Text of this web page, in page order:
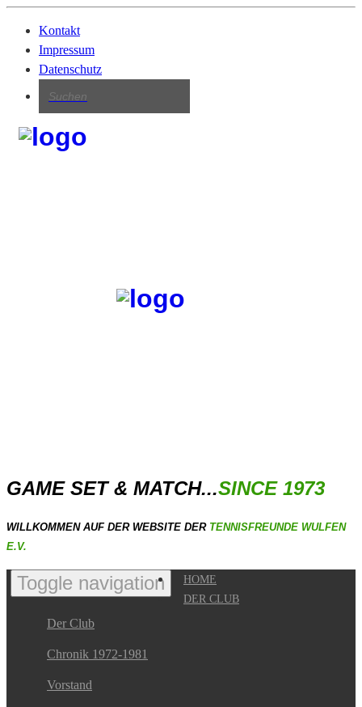
Kontakt
Impressum
Datenschutz
GAME SET & MATCH...SINCE 1973
WILLKOMMEN AUF DER WEBSITE DER TENNISFREUNDE WULFEN
E.V.
Toggle navigation
HOME
DER CLUB
Der Club
Chronik 1972-1981
Vorstand